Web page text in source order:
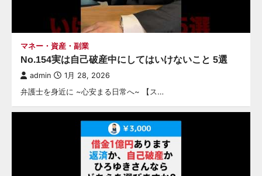
マネー・資産・副業
No.154実は自己破産中にしてはいけないこと 5選
admin 1月 28, 2026
弁護士を身近に ~心安まる日常へ~ 【ス…